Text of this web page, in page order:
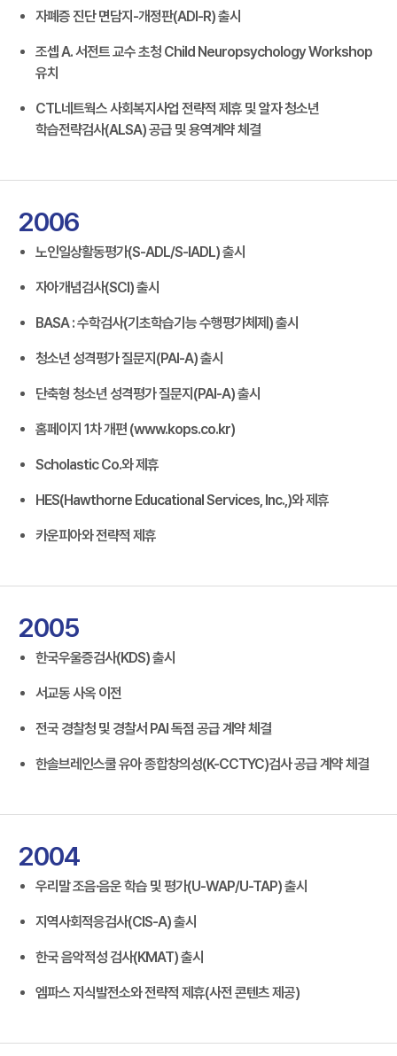
자폐증 진단 면담지-개정판(ADI-R) 출시
조셉 A. 서전트 교수 초청 Child Neuropsychology Workshop
유치
CTL네트웍스 사회복지사업 전략적 제휴 및 알자 청소년
학습전략검사(ALSA) 공급 및 용역계약 체결
2006
노인일상활동평가(S-ADL/S-IADL) 출시
자아개념검사(SCI) 출시
BASA : 수학검사(기초학습기능 수행평가체제) 출시
청소년 성격평가 질문지(PAI-A) 출시
단축형 청소년 성격평가 질문지(PAI-A) 출시
홈페이지 1차 개편 (www.kops.co.kr)
Scholastic Co.와 제휴
HES(Hawthorne Educational Services, Inc.,)와 제휴
카운피아와 전략적 제휴
2005
한국우울증검사(KDS) 출시
서교동 사옥 이전
전국 경찰청 및 경찰서 PAI 독점 공급 계약 체결
한솔브레인스쿨 유아 종합창의성(K-CCTYC)검사 공급 계약 체결
2004
우리말 조음·음운 학습 및 평가(U-WAP/U-TAP) 출시
지역사회적응검사(CIS-A) 출시
한국 음악적성 검사(KMAT) 출시
엠파스 지식발전소와 전략적 제휴(사전 콘텐츠 제공)